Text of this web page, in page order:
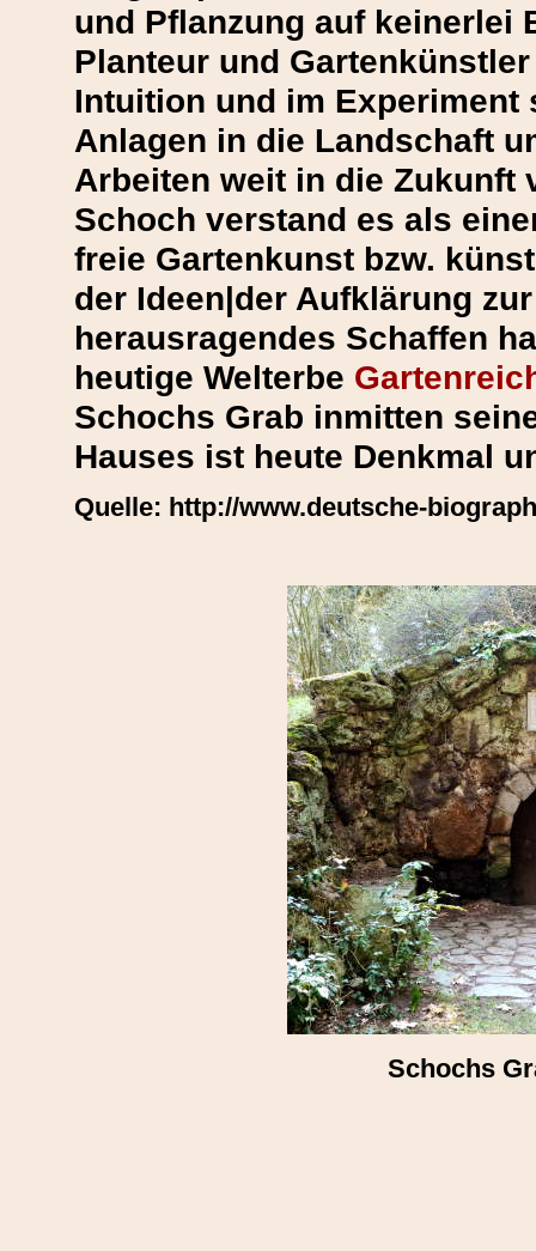
und Pflanzung auf keinerlei
Planteur und
Intuition und im Experiment
Anlagen in die Landschaft
Arbeiten weit in die Zukunft
Schoch verstand es als
freie Gartenkunst bzw.
der Ideen|der Aufklärung
herausragendes Schaffen
heutige Welterbe
Schochs Grab inmitten
Hauses ist heute Denkmal
Quelle: http://www.deutsche-
Schochs